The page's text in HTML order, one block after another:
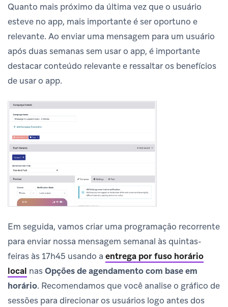
Quanto mais próximo da última vez que o usuário
esteve no app, mais importante é ser oportuno e
relevante. Ao enviar uma mensagem para um usuário
após duas semanas sem usar o app, é importante
destacar conteúdo relevante e ressaltar os benefícios
de usar o app.
Em seguida, vamos criar uma programação recorrente
para enviar nossa mensagem semanal às quintas-
feiras às 17h45 usando a entrega por fuso horário
local nasOpções de agendamento com base em
horário. Recomendamos que você analise o gráfico de
sessões para direcionar os usuários logo antes dos